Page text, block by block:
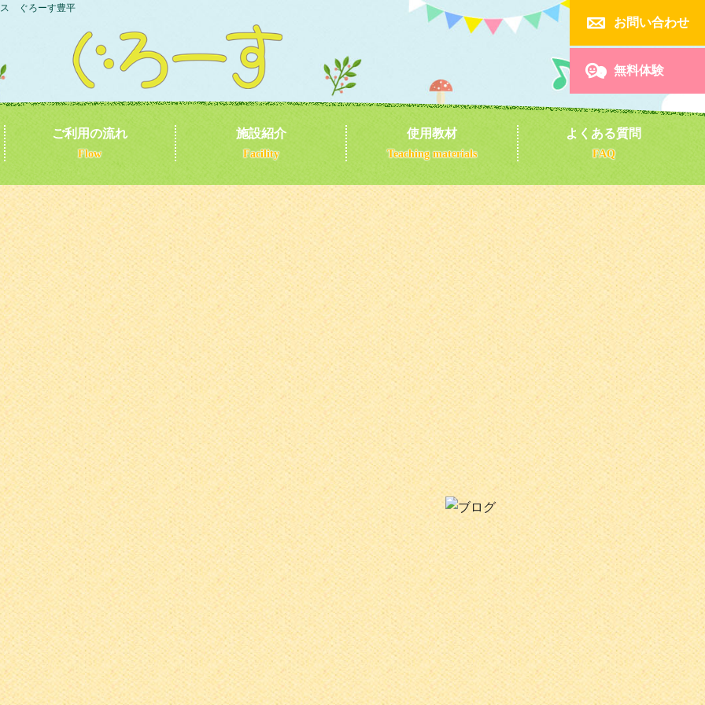
ス ぐろーす豊平
 お問い合わせ
 無料体験
ご利用の流れ
Flow
施設紹介
Facility
使用教材
Teaching materials
よくある質問
FAQ